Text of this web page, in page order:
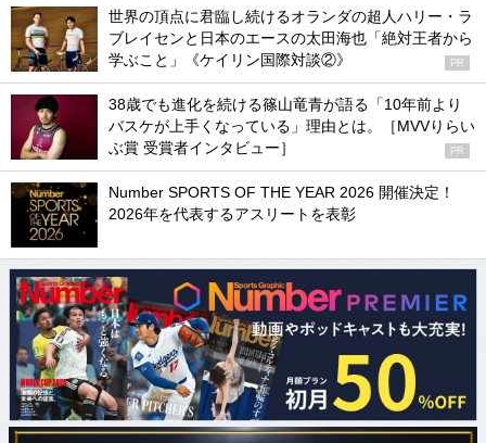
世界の頂点に君臨し続けるオランダの超人ハリー・ラ
ブレイセンと日本のエースの太田海也「絶対王者から
学ぶこと」《ケイリン国際対談②》
PR
38歳でも進化を続ける篠山竜青が語る「10年前より
バスケが上手くなっている」理由とは。［MVVりらい
ぶ賞 受賞者インタビュー］
PR
Number SPORTS OF THE YEAR 2026 開催決定！
2026年を代表するアスリートを表彰